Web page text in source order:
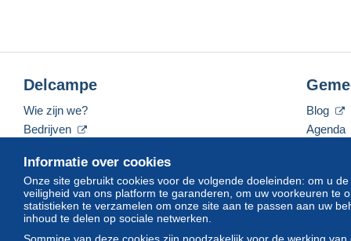
Informatie over cookies
Onze site gebruikt cookies voor de volgende doeleinden: om u
veiligheid van ons platform te garanderen, om uw voorkeuren te
statistieken te verzamelen om onze site aan te passen aan uw
inhoud te delen op sociale netwerken.
Delcampe
Wie zijn we?
Bedrijven
Neem contact met ons op
Blog
Agenda